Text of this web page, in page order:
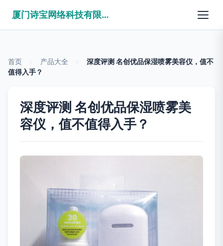
厦门诗宝网络科技有限公司
首页 产品大全
深度评测 名创优品保湿喷雾美容仪，值不
值得入手？
深度评测 名创优品保湿喷雾美
容仪，值不值得入手？